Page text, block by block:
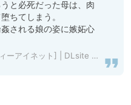
と必死だった母は、肉
ちてしまう。
される娘の姿に嫉妬心
ット] | DLsite 成年コミック - R18